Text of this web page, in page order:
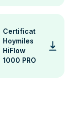
Certificat
Hoymiles
HiFlow
1000 PRO